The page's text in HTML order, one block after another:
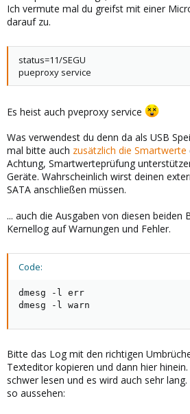
Ich vermute mal du greifst mit einer
darauf zu.
status=11/SEGU
pueproxy service
Es heist auch pveproxy service
Was verwendest du denn da als USB
mal bitte auch zusätzlich die Smartwerte
Achtung, Smartwerteprüfung
Geräte. Wahrscheinlich wirst deinen
SATA anschließen müssen.
... auch die Ausgaben von diesen beiden
Kernellog auf Warnungen und Fehler.
Code:
dmesg -l err
dmesg -l warn
Bitte das Log mit den richtigen
Texteditor kopieren und dann hier
schwer lesen und es wird auch sehr
so aussehen: